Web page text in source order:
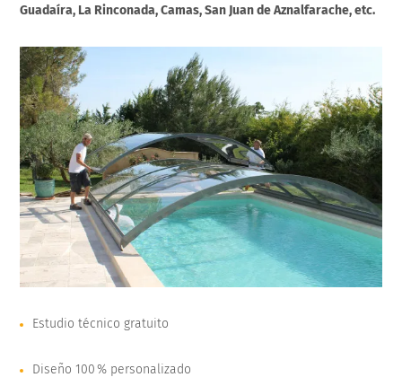
Guadaíra, La Rinconada, Camas, San Juan de Aznalfarache, etc.
Estudio técnico gratuito
Diseño 100 % personalizado